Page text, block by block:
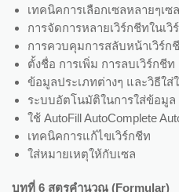
เทคนิคการเลือกเซลหลายๆเซ
การจัดการหลายเวิร์กชีทในเวิ
การควบคุมการสลับหน้าเวิร์ก
ตั้งชื่อ การเพิ่ม การลบเวิร์กชีท
ข้อมูลประเภทต่างๆ และวิธีใส่
ระบบอัตโนมัติในการใส่ข้อมูล
ใช้ AutoFill AutoComplete
เทคนิคการแก้ไขเวิร์กชีท
ใส่หมายเหตุให้กับเซล
บทที่ 6 สูตรคำนวณ (Formular)